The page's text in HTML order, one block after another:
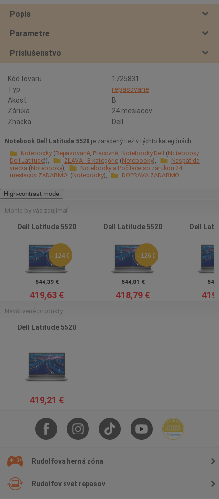
Popis
Parametre
Príslušenstvo
Kód tovaru
1725831
Typ
repasované
Akosť:
B
Záruka
24 mesiacov
Značka
Dell
Notebook Dell Latitude 5520 je zaradený tiež v týchto kategóriách:
Notebooky Repasované Pracovné Notebooky Dell
Notebooky
Dell Latitude
ZĽAVA - B kategórie Notebooky
Naspäť do
vrecka Notebooky
Notebooky a Počítače so zárukou 24
mesiacov ZADARMO! Notebooky DOPRAVA ZADARMO
High-contrast mode
Mohlo by vás zaujímať
Dell Latitude 5520
- 124 €
544,39 €
419,63 €
Dell Latitude 5520
- 126 €
544,81 €
418,79 €
Dell
Navštívené produkty
Dell Latitude 5520
419,21 €
Rudolfova herná zóna
Rudolfov svet repasov